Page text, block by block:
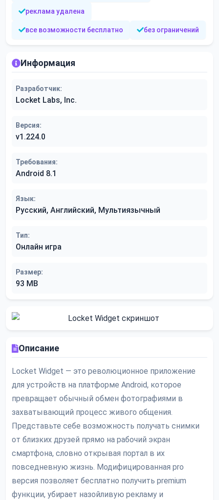
реклама удалена
все возможности бесплатно без ограничений
Информация
Разработчик:
Locket Labs, Inc.
Версия:
v1.224.0
Требования:
Android 8.1
Язык:
Русский, Английский, Мультиязычный
Тип:
Онлайн игра
Размер:
93 MB
Описание
Locket Widget — это революционное приложение
для устройств на платформе Android, которое
превращает обычный обмен фотографиями в
захватывающий процесс живого общения.
Представьте себе возможность получать снимки
от близких друзей прямо на рабочий экран
смартфона, словно открывая портал в их
повседневную жизнь. Модифицированная pro
версия позволяет бесплатно получить premium
функции, убирает назойливую рекламу и